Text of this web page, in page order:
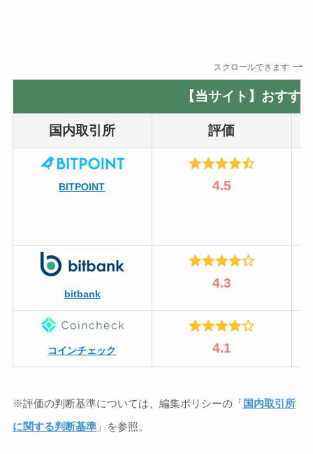
スクロールできます
【当サイト】おすす
国内取引所 評価
BITPOINT 4.5
bitbank
4.3
コインチェック 4.1
※評価の判断基準については、編集ポリシーの「 国内取引所
に関する判断基準」を参照。